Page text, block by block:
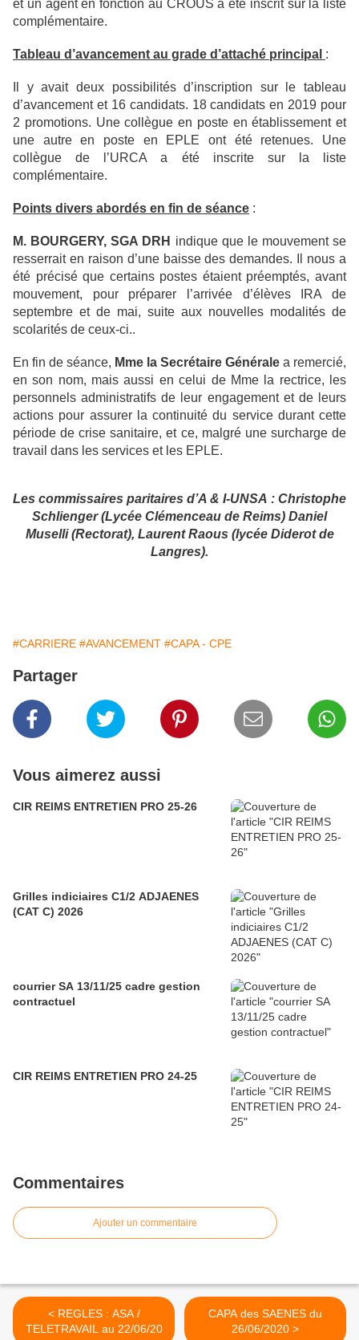
et un agent en fonction au CROUS a été inscrit sur la liste
complémentaire.
Tableau d’avancement au grade d’attaché principal :
Il y avait deux possibilités d’inscription sur le tableau
d’avancement et 16 candidats. 18 candidats en 2019 pour
2 promotions. Une collègue en poste en établissement et
une autre en poste en EPLE ont été retenues. Une
collègue de l’URCA a été inscrite sur la liste
complémentaire.
Points divers abordés en fin de séance :
M. BOURGERY, SGA DRH indique que le mouvement se
resserrait en raison d’une baisse des demandes. Il nous a
été précisé que certains postes étaient préemptés, avant
mouvement, pour préparer l’arrivée d’élèves IRA de
septembre et de mai, suite aux nouvelles modalités de
scolarités de ceux-ci..
En fin de séance, Mme la Secrétaire Générale a remercié,
en son nom, mais aussi en celui de Mme la rectrice, les
personnels administratifs de leur engagement et de leurs
actions pour assurer la continuité du service durant cette
période de crise sanitaire, et ce, malgré une surcharge de
travail dans les services et les EPLE.
Les commissaires paritaires d’A & I-UNSA : Christophe
Schlienger (Lycée Clémenceau de Reims) Daniel
Muselli (Rectorat), Laurent Raous (lycée Diderot de
Langres).
#CARRIERE #AVANCEMENT #CAPA - CPE
Partager
Vous aimerez aussi
CIR REIMS ENTRETIEN PRO 25-26
Grilles indiciaires C1/2 ADJAENES
(CAT C) 2026
courrier SA 13/11/25 cadre gestion
contractuel
CIR REIMS ENTRETIEN PRO 24-25
Commentaires
Ajouter un commentaire
< REGLES : ASA /
TELETRAVAIL au 22/06/20
CAPA des SAENES du
26/06/2020 >